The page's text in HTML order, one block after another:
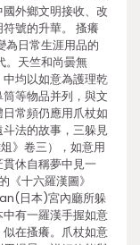
外鄉文明接收、改
號的升華。 搔癢
為日常生涯用品的
。天竺和尚曇無
均以如意為護理乾
等物品并列，與文
常頻仍應用爪杖如
法的故事，三躲見
》卷三），如意用
休自稱夢中見一
《十六羅漢圖》
日本)宮內廳所躲
有一羅漢手握如意
在搔癢。爪杖如意